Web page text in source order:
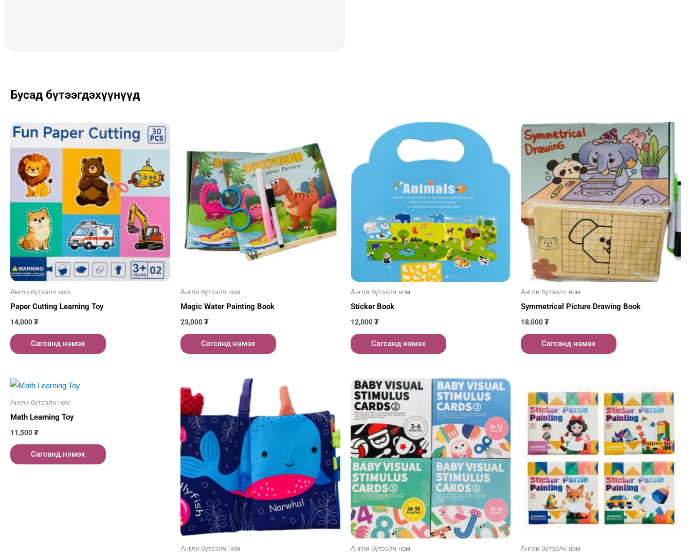
Бусад бүтээгдэхүүнүүд
Англи бүтээлч ном
Paper Cutting Learning Toy
14,000₮
Сагсанд нэмэх
Англи бүтээлч ном
Magic Water Painting Book
23,000₮
Сагсанд нэмэх
Англи бүтээлч ном
Sticker Book
12,000₮
Сагсанд нэмэх
Англи бүтээлч ном
Symmetrical Picture Drawing Book
18,000₮
Сагсанд нэмэх
Англи бүтээлч ном
Math Learning Toy
11,500₮
Сагсанд нэмэх
Англи бүтээлч ном Англи бүтээлч ном Англи бүтээлч ном